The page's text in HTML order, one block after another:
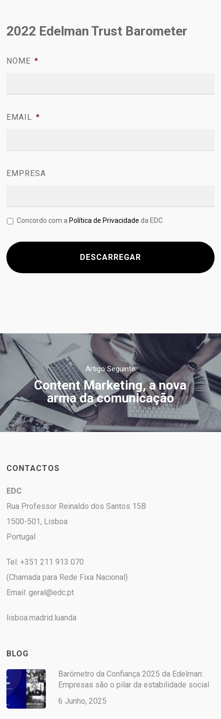
2022 Edelman Trust Barometer
NOME *
EMAIL *
EMPRESA
Concordo com aPolítica de Privacidade da EDC
Artigo Seguinte
Content Marketing, a nova
arma da comunicação
CONTACTOS
EDC
Rua Professor Reinaldo dos Santos 15B
1500-501, Lisboa
Portugal
Tel: +351 211 913 070
(Chamada para Rede Fixa Nacional)
Email:geral@edc.pt
lisboa.madrid.luanda
BLOG
Barómetro da Confiança 2025 da Edelman:
Empresas são o pilar da estabilidade social
6 Junho, 2025